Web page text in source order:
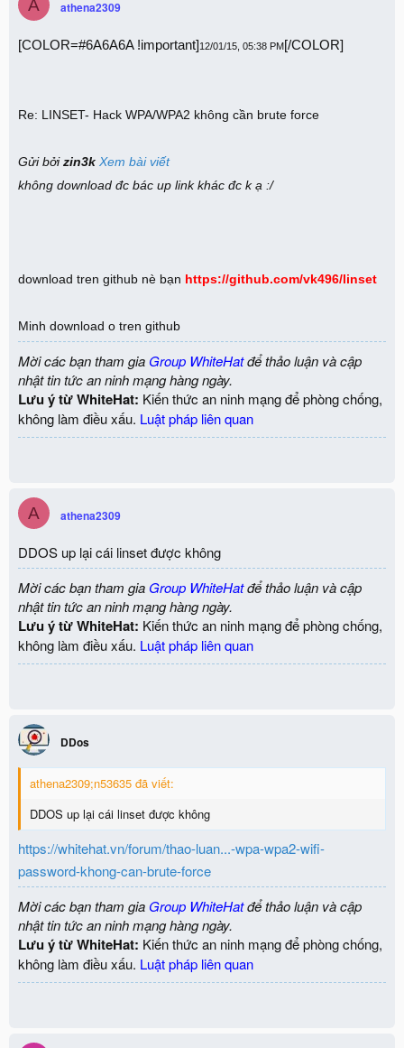
A athena2309
[COLOR=#6A6A6A !important]12/01/15, 05:38 PM[/COLOR]
Re: LINSET- Hack WPA/WPA2 không cần brute force
Gửi bởizin3k Xem bài viết
không download đc bác up link khác đc k ạ :/
download tren github nè bạn https://github.com/vk496/linset
Minh download o tren github
Mời các bạn tham gia Group WhiteHatđể thảo luận và cập
nhật tin tức an ninh mạng hàng ngày.
Lưu ý từ WhiteHat: Kiến thức an ninh mạng để phòng chống,
không làm điều xấu. Luật pháp liên quan
A athena2309
DDOS up lại cái linset được không
Mời các bạn tham gia Group WhiteHatđể thảo luận và cập
nhật tin tức an ninh mạng hàng ngày.
Lưu ý từ WhiteHat: Kiến thức an ninh mạng để phòng chống,
không làm điều xấu. Luật pháp liên quan
DDos
athena2309;n53635 đã viết:
DDOS up lại cái linset được không
https://whitehat.vn/forum/thao-luan...-wpa-wpa2-wifi-
password-khong-can-brute-force
Mời các bạn tham gia Group WhiteHatđể thảo luận và cập
nhật tin tức an ninh mạng hàng ngày.
Lưu ý từ WhiteHat: Kiến thức an ninh mạng để phòng chống,
không làm điều xấu. Luật pháp liên quan